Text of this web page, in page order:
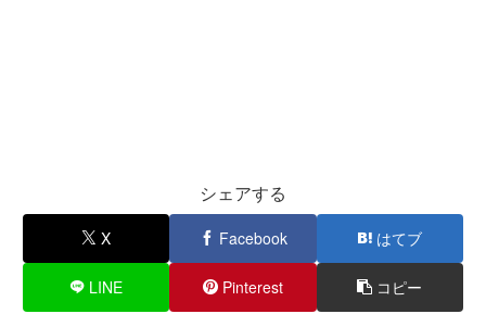
シェアする
X Facebook はてブ
LINE Pinterest コピー